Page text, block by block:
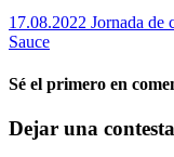
17.08.2022 Jornada de
Sauce
Sé el primero en
Dejar una